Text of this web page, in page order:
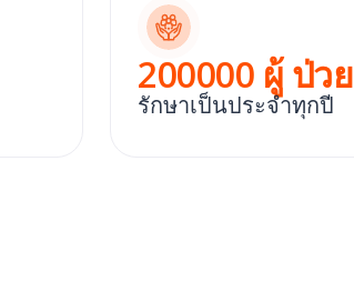
200000 ผู้ ป่วย
รักษาเป็นประจําทุกปี